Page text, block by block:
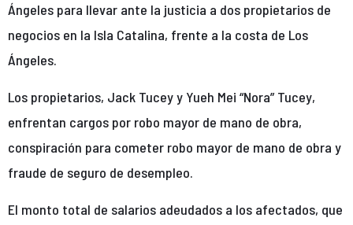
Ángeles para llevar ante la justicia a dos propietarios de
negocios en la Isla Catalina, frente a la costa de Los
Ángeles.
Los propietarios, Jack Tucey y Yueh Mei “Nora” Tucey,
enfrentan cargos por robo mayor de mano de obra,
conspiración para cometer robo mayor de mano de obra y
fraude de seguro de desempleo.
El monto total de salarios adeudados a los afectados, que